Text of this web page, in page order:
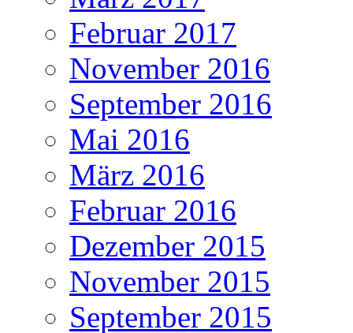
Februar 2017
November 2016
September 2016
Mai 2016
März 2016
Februar 2016
Dezember 2015
November 2015
September 2015